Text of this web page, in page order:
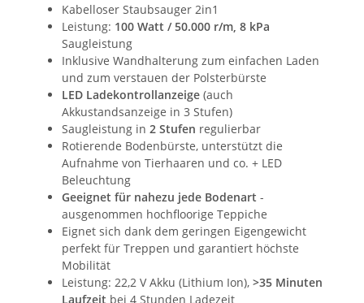
Kabelloser Staubsauger 2in1
Leistung: 100 Watt / 50.000 r/m, 8 kPa
Saugleistung
Inklusive Wandhalterung zum einfachen Laden
und zum verstauen der Polsterbürste
LED Ladekontrollanzeige (auch
Akkustandsanzeige in 3 Stufen)
Saugleistung in 2 Stufen regulierbar
Rotierende Bodenbürste, unterstützt die
Aufnahme von Tierhaaren und co. + LED
Beleuchtung
Geeignet für nahezu jede Bodenart -
ausgenommen hochfloorige Teppiche
Eignet sich dank dem geringen Eigengewicht
perfekt für Treppen und garantiert höchste
Mobilität
Leistung: 22,2 V Akku (Lithium Ion), >35 Minuten
Laufzeit bei 4 Stunden Ladezeit